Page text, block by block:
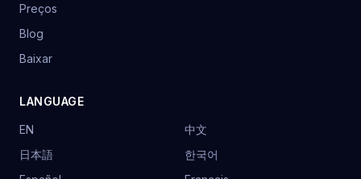
Preços
Blog
Baixar
LANGUAGE
EN
中文
日本語
한국어